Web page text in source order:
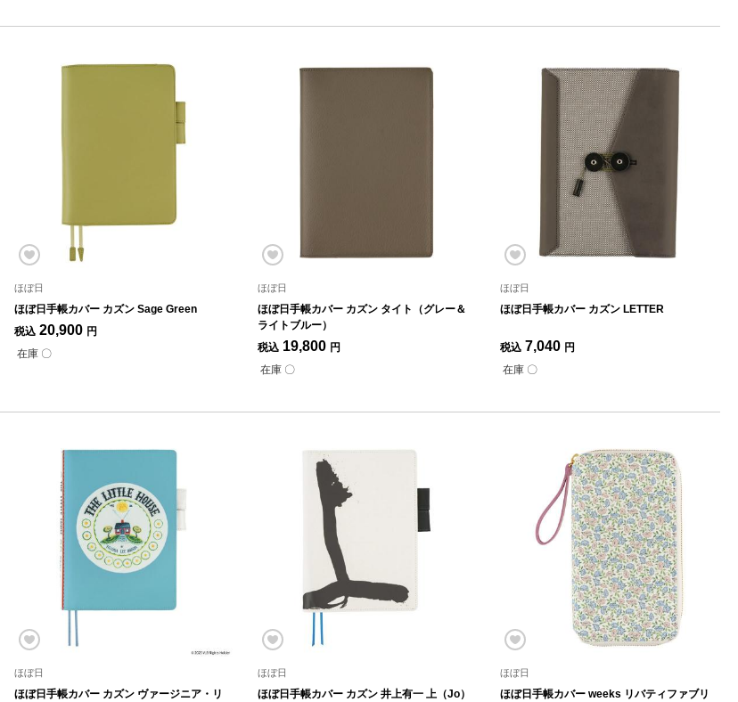
ほぼ日
ほぼ日手帳カバー カズン Sage Green
税込 20,900 円
在庫 〇
ほぼ日
ほぼ日手帳カバー カズン タイト（グレー＆
ライトブルー）
税込 19,800 円
在庫 〇
ほぼ日
ほぼ日手帳カバー カズン LETTER
税込 7,040 円
在庫 〇
ほぼ日
ほぼ日手帳カバー カズン ヴァージニア・リ
ほぼ日
ほぼ日手帳カバー カズン 井上有一 上（Jo）
ほぼ日
ほぼ日手帳カバー weeks リバティファブリ